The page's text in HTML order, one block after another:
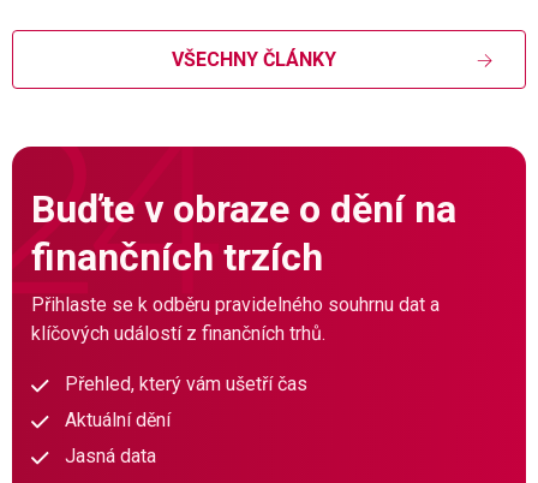
VŠECHNY ČLÁNKY
Buďte v obraze o dění na
finančních trzích
Přihlaste se k odběru pravidelného souhrnu dat a
klíčových událostí z finančních trhů.
Přehled, který vám ušetří čas
Aktuální dění
Jasná data